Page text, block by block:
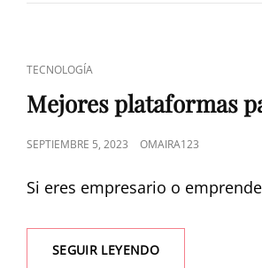
TECNOLOGÍA
Mejores plataformas
SEPTIEMBRE 5, 2023 OMAIRA123
Si eres empresario o
SEGUIR LEYENDO